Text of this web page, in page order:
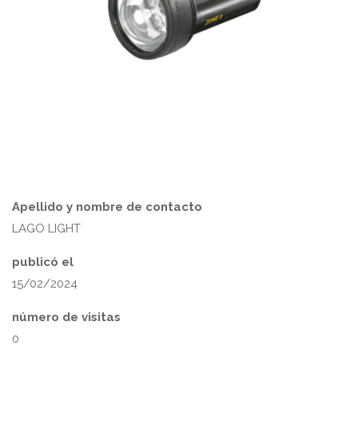
Apellido y nombre de contacto
LAGO LIGHT
publicó el
15/02/2024
número de visitas
0